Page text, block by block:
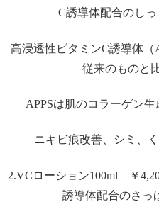
C誘導体配合のし
高浸透性ビタミンC誘導体（
従来のものと
APPSは肌のコラーゲン
ニキビ痕改善、シミ、
2.VCローション100ml ￥
誘導体配合のさっ